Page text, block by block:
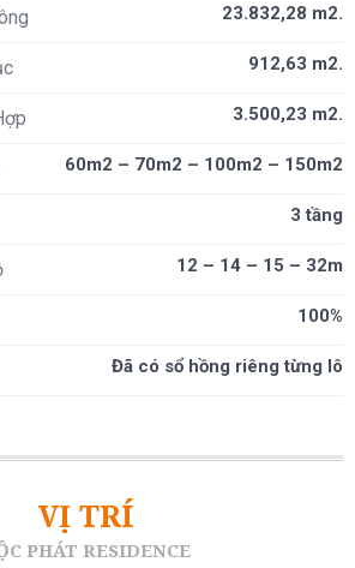
23.832,28 m2.
912,63 m2.
3.500,23 m2.
60m2 – 70m2 – 100m2 – 150m2
3 tầng
12 – 14 – 15 – 32m
100%
Đã có sổ hồng riêng từng lô
VỊ TRÍ
PHÁT RESIDENCE